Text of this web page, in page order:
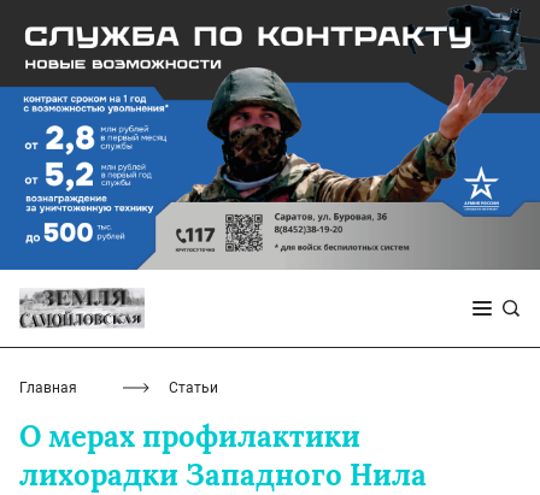
Главная Статьи
О мерах профилактики
лихорадки Западного Нила